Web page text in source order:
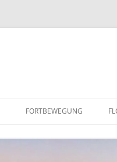
FORTBEWEGUNG